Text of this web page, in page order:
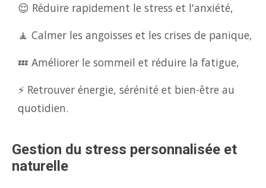
😌 Réduire rapidement le stress et l'anxiété,
🧘 Calmer les angoisses et les crises de panique,
💤 Améliorer le sommeil et réduire la fatigue,
⚡ Retrouver énergie, sérénité et bien-être au
quotidien.
Gestion du stress personnalisée et
naturelle